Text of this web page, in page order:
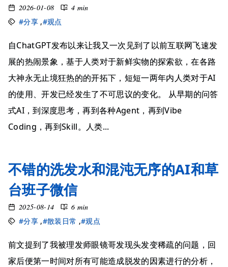
2026-01-08
4 min
#分享 ,#观点
自ChatGPT发布以来让我又一次见到了以前互联网飞速发
展的热闹景象，基于人类对于新鲜实物的探索欲，在各路
大神永无止境狂热的的开拓下，短短一两年内人类对于AI
的使用、开发已经发生了不可思议的变化。 从早期的问答
式AI，到深度思考，再到各种Agent，再到Vibe
Coding，再到Skill。人类...
不错的洗发水和混沌无序的AI和草
台班子微信
2025-08-14
6 min
#分享 ,#散装日常 ,#观点
前文提到了我被理发师眼镜哥发现头发变稀疏的问题，回
家后便第一时间对所有可能造成脱发的因素进行的分析，